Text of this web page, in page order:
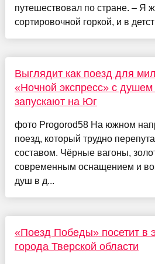
путешествовал по стране. – Я
сортировочной горкой, и в
Выглядит как поезд для
«Ночной экспресс» с
запускают на Юг
фото Progorod58 На южном
поезд, который трудно
составом. Чёрные вагоны,
современным оснащением и
душ в д...
«Поезд Победы» посетит в
города Тверской области